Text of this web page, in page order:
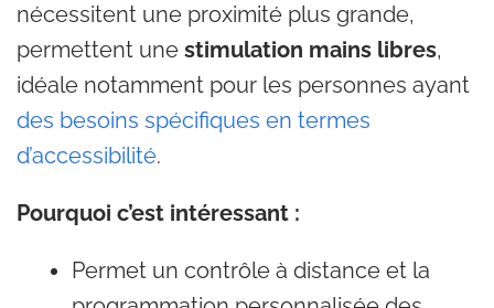
nécessitent une proximité plus grande,
permettent une stimulation mains libres,
idéale notamment pour les personnes ayant
des besoins spécifiques en termes
d’accessibilité.
Pourquoi c’est intéressant :
Permet un contrôle à distance et la